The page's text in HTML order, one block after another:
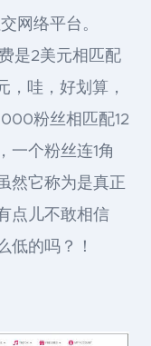
网络平台。
是2美元相匹配
，哇，好划算，
粉丝相匹配12
一个粉丝连1角
然它称为是真正
点儿不敢相信
低的吗？！